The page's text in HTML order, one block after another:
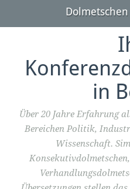
in
Über 20 Jahre Erfahrung
Bereichen Politik,
Wissenschaft.